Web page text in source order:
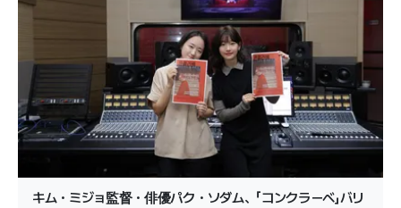
キム・ミジョ監督・俳優パク・ソダム、「コンクラーベ」バリ